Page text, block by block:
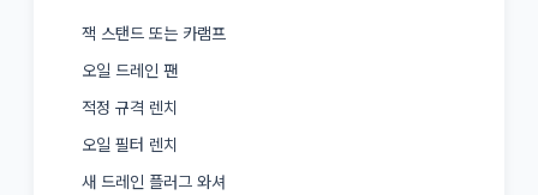
잭 스탠드 또는 카램프
오일 드레인 팬
적정 규격 렌치
오일 필터 렌치
새 드레인 플러그 와셔